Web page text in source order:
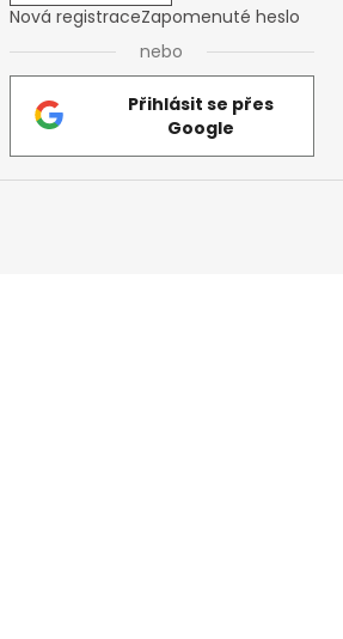
Nová registraceZapomenuté heslo
nebo
Přihlásit se přes
Google